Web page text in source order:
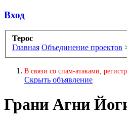
Вход
Терос
Главная Объединение проектов
В связи со спам-атаками,
Скрыть объявление
Грани Агни